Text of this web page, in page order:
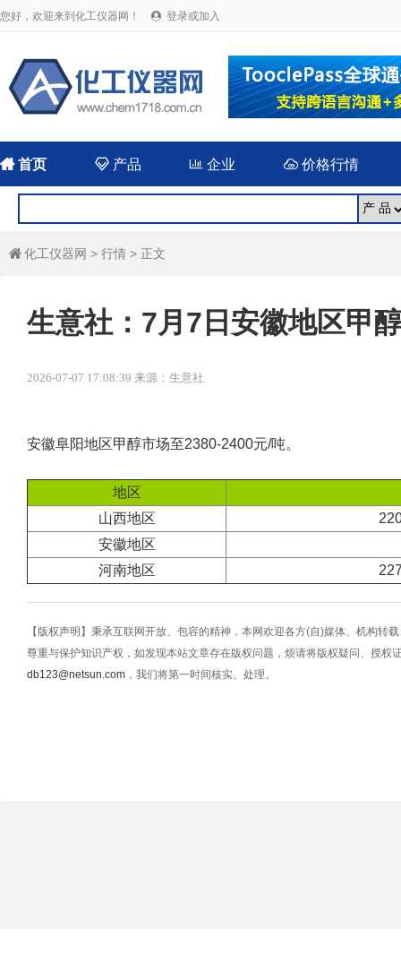
您好，欢迎来到化工仪器网！  登录或加入
首页 产品  企业 价格行情
 化工仪器网 > 行情 > 正文
生意社：7月7日安徽地区甲
2026-07-07 17:08:39 来源：生意社
安徽阜阳地区甲醇市场至2380-2400元/吨。
地区
山西地区
安徽地区
河南地区
【版权声明】秉承互联网开放、包容的精神，本网欢迎各方(自)媒体、机构转
尊重与保护知识产权，如发现本站文章存在版权问题，烦请将版权疑问、授权
db123@netsun.com ，我们将第一时间核实、处理。